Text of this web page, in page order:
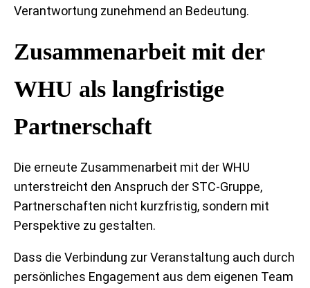
Verantwortung zunehmend an Bedeutung.
Zusammenarbeit mit der
WHU als langfristige
Partnerschaft
Die erneute Zusammenarbeit mit der WHU
unterstreicht den Anspruch der STC-Gruppe,
Partnerschaften nicht kurzfristig, sondern mit
Perspektive zu gestalten.
Dass die Verbindung zur Veranstaltung auch durch
persönliches Engagement aus dem eigenen Team